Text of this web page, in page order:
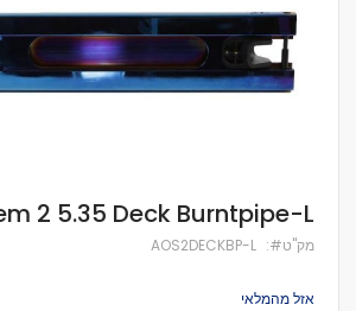
לדלג
להתחלה
של
2 5.35 Deck Burntpipe-L
מק''ט AOS2DECKBP-L
אזל מהמלאי